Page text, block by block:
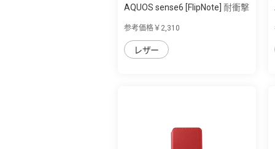
AQUOS sense6 [FlipNote] 耐衝撃
参考価格￥2,310
レザー